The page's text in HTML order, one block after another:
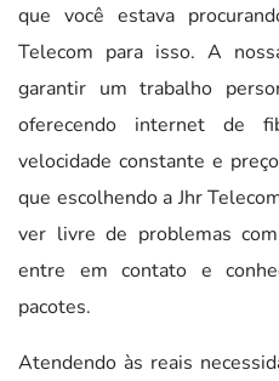
que você estava
Telecom para isso. A
garantir um trabalho
oferecendo internet de
velocidade constante e
que escolhendo a Jhr
ver livre de problemas
entre em contato e
pacotes.
Atendendo às reais